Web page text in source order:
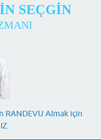
SEÇGİN
RANDEVU Almak için